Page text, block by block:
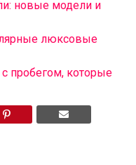
новые модели и
люксовые
пробегом, которые